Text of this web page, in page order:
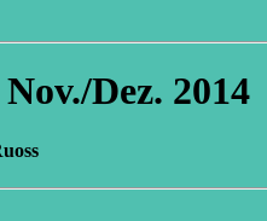
Dez. 2014